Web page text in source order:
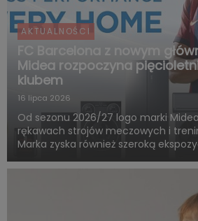
AKTUALNOŚCI
FC Barcelona z nowym
Midea rozpoczyna
klubem
16 lipca 2026
Od sezonu 2026/27 logo marki
rękawach strojów meczowych i
Marka zyska również szeroką
współpraca obejmie także wspólne